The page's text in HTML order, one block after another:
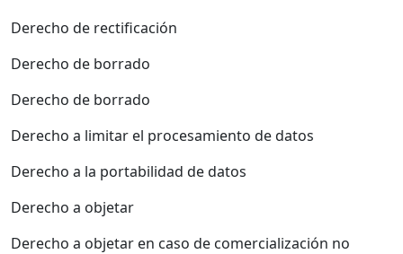
Derecho de rectificación
Derecho de borrado
Derecho de borrado
Derecho a limitar el procesamiento de datos
Derecho a la portabilidad de datos
Derecho a objetar
Derecho a objetar en caso de comercialización no